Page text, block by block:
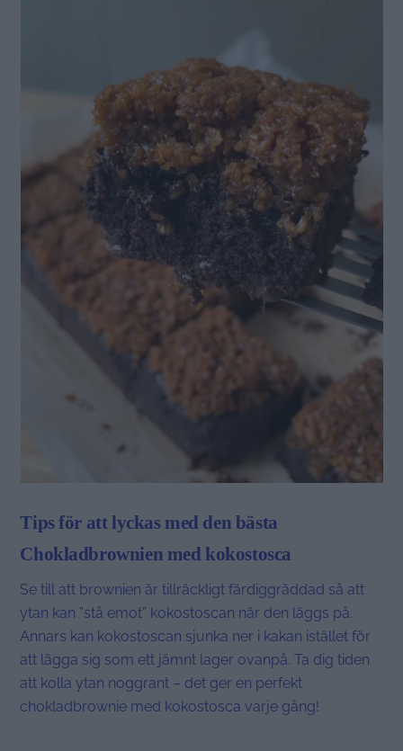
Tips för att lyckas med den bästa
Chokladbrownien med kokostosca
Se till att brownien är tillräckligt färdiggräddad så att
ytan kan ”stå emot” kokostoscan när den läggs på.
Annars kan kokostoscan sjunka ner i kakan istället för
att lägga sig som ett jämnt lager ovanpå. Ta dig tiden
att kolla ytan noggrant – det ger en perfekt
chokladbrownie med kokostosca varje gång!